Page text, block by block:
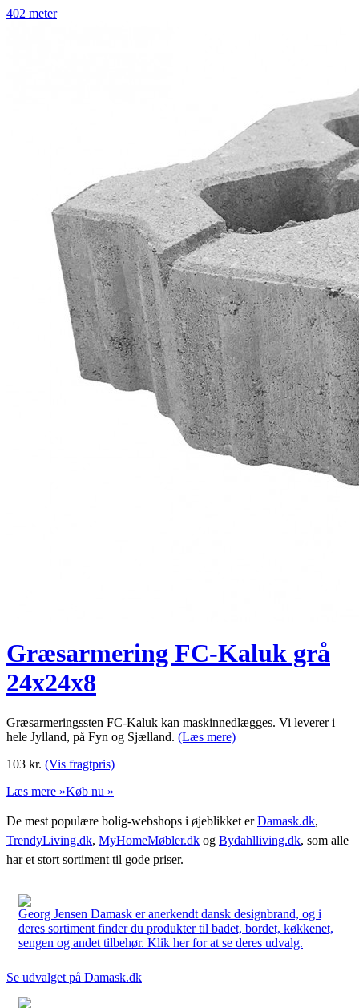
402 meter
Græsarmering FC-Kaluk grå
24x24x8
Græsarmeringssten FC-Kaluk kan maskinnedlægges. Vi leverer i
hele Jylland, på Fyn og Sjælland. (Læs mere)
103 kr. (Vis fragtpris)
Læs mere »Køb nu »
De mest populære bolig-webshops i øjeblikket erDamask.dk,
TrendyLiving.dk, MyHomeMøbler.dk og Bydahlliving.dk, som alle
har et stort sortiment til gode priser.
Georg Jensen Damask er anerkendt dansk designbrand, og i
deres sortiment finder du produkter til badet, bordet, køkkenet,
sengen og andet tilbehør. Klik her for at se deres udvalg.
Se udvalget på Damask.dk